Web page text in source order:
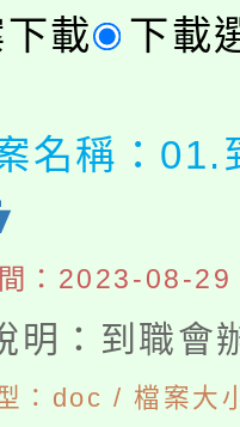
載 下載
名稱：01.
間：2023-08-
明：到職會
：doc / 檔案大